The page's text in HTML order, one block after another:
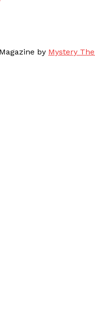
by Mystery